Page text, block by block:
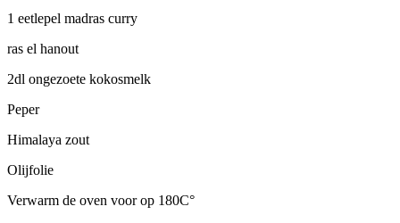
1 eetlepel madras curry
ras el hanout
2dl ongezoete kokosmelk
Peper
Himalaya zout
Olijfolie
Verwarm de oven voor op 180C°